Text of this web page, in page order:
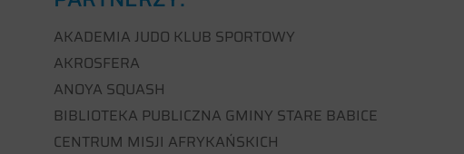
AKADEMIA JUDO KLUB SPORTOWY
AKROSFERA
ANOYA SQUASH
BIBLIOTEKA PUBLICZNA GMINY STARE BABICE
CENTRUM MISJI AFRYKAŃSKICH